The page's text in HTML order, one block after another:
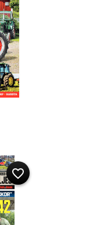
favorite_border